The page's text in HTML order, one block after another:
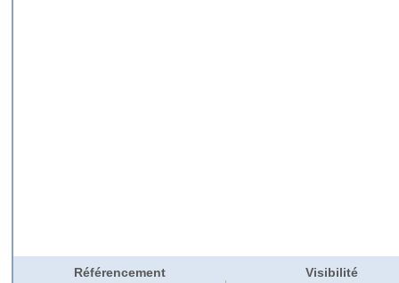
Référencement Visibilité